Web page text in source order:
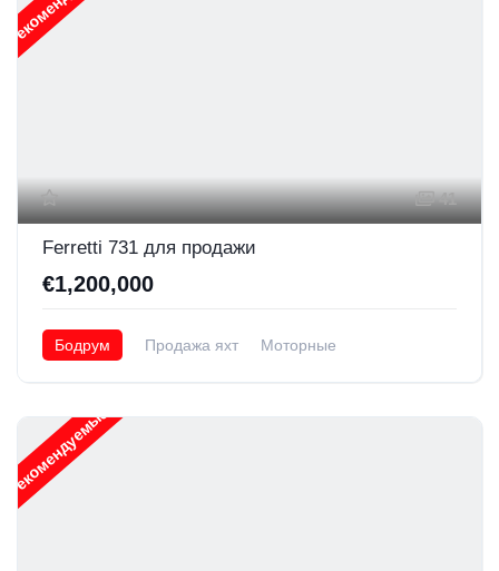
41
Ferretti 731 для продажи
€1,200,000
Бодрум Продажа яхт Моторные
Рекомендуемые